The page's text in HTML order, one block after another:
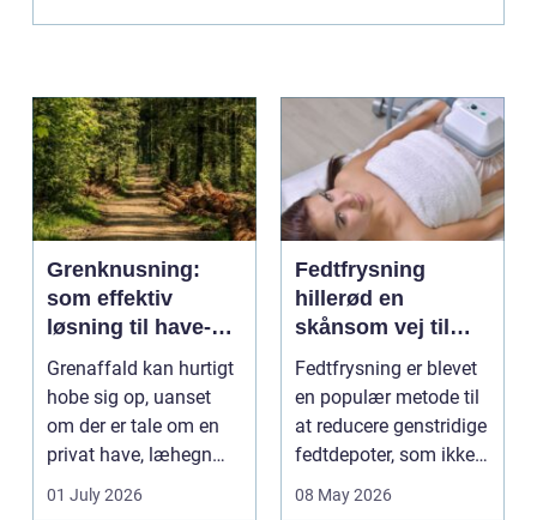
Grenknusning:
som effektiv
løsning til have-
og skovaffald
Grenaffald kan hurtigt
hobe sig op, uanset
om der er tale om en
privat have, læhegn
langs mark...
01 July 2026
Fedtfrysning
hillerød en
skånsom vej til
reduktion af lokale
fedtdepoter
Fedtfrysning er blevet
en populær metode til
at reducere genstridige
fedtdepoter, som ikke
reagerer ...
08 May 2026